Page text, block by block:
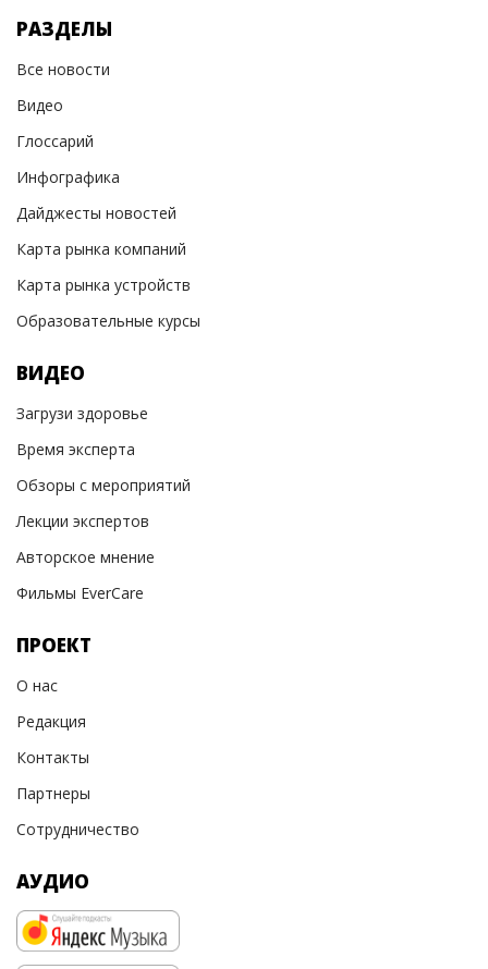
РАЗДЕЛЫ
Все новости
Видео
Глоссарий
Инфографика
Дайджесты новостей
Карта рынка компаний
Карта рынка устройств
Образовательные курсы
ВИДЕО
Загрузи здоровье
Время эксперта
Обзоры с мероприятий
Лекции экспертов
Авторское мнение
Фильмы EverCare
ПРОЕКТ
О нас
Редакция
Контакты
Партнеры
Сотрудничество
АУДИО